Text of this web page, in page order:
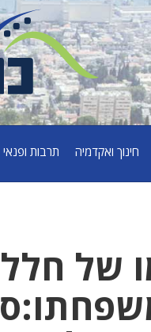
חינוך ואקדמיה תרבות ופנאי
של